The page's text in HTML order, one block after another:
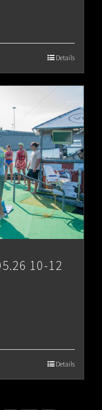
Details
10-12
Details